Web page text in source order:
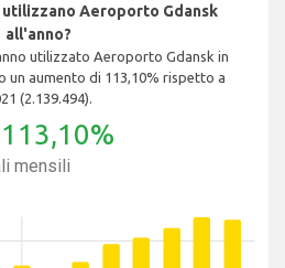
Aeroporto Gdansk
all'anno?
utilizzato Aeroporto Gdansk in
un aumento di 113,10% rispetto a
(2.139.494).
113,10%
mensili